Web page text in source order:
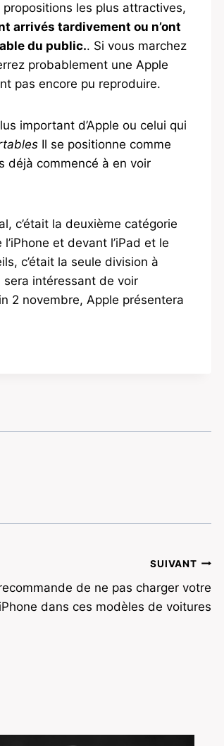
les plus attractives,
arrivés tardivement ou n’ont
du public.. Si vous marchez
probablement une Apple
pas encore pu reproduire.
important d’Apple ou celui qui
Il se positionne comme
déjà commencé à en voir
c’était la deuxième catégorie
et devant l’iPad et le
c’était la seule division à
sera intéressant de voir
2 novembre, Apple présentera
SUIVANT
de ne pas charger votre
iPhone dans ces modèles de voitures